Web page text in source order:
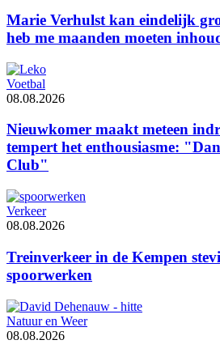
Marie Verhulst kan eindelijk
heb me maanden moeten
Voetbal
08.08.2026
Nieuwkomer maakt meteen
tempert het enthousiasme:
Club"
Verkeer
08.08.2026
Treinverkeer in de Kempen
spoorwerken
Natuur en Weer
08.08.2026